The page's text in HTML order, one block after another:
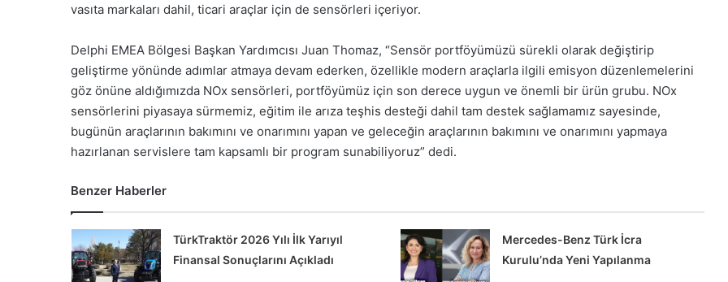
vasıta markaları dahil, ticari araçlar için de sensörleri içeriyor.
Delphi EMEA Bölgesi Başkan Yardımcısı Juan Thomaz, “Sensör portföyümüzü sürekli olarak değiştirip
geliştirme yönünde adımlar atmaya devam ederken, özellikle modern araçlarla ilgili emisyon düzenlemelerini
göz önüne aldığımızda NOx sensörleri, portföyümüz için son derece uygun ve önemli bir ürün grubu. NOx
sensörlerini piyasaya sürmemiz, eğitim ile arıza teşhis desteği dahil tam destek sağlamamız sayesinde,
bugünün araçlarının bakımını ve onarımını yapan ve geleceğin araçlarının bakımını ve onarımını yapmaya
hazırlanan servislere tam kapsamlı bir program sunabiliyoruz” dedi.
Benzer Haberler
TürkTraktör 2026 Yılı İlk Yarıyıl
Finansal Sonuçlarını Açıkladı
Mercedes-Benz Türk İcra
Kurulu’nda Yeni Yapılanma